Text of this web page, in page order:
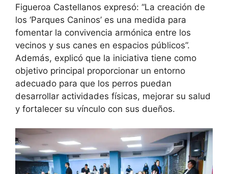
Figueroa Castellanos expresó: “La creación de
los ‘Parques Caninos’ es una medida para
fomentar la convivencia armónica entre los
vecinos y sus canes en espacios públicos”.
Además, explicó que la iniciativa tiene como
objetivo principal proporcionar un entorno
adecuado para que los perros puedan
desarrollar actividades físicas, mejorar su salud
y fortalecer su vínculo con sus dueños.